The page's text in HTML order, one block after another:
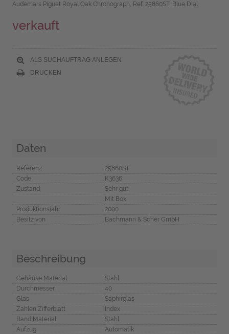
Audemars Piguet Royal Oak Chronograph, Ref. 25860ST, Blue Dial
verkauft
ALS SUCHAUFTRAG ANLEGEN
DRUCKEN
Daten
Referenz
25860ST
Code
K3636
Zustand
Sehr gut
Mit Box
Produktionsjahr
2000
Besitz von
Bachmann & Scher GmbH
Beschreibung
Gehäuse Material
Stahl
Durchmesser
40
Glas
Saphirglas
Zahlen Zifferblatt
Index
Band Material
Stahl
Aufzug
Automatik